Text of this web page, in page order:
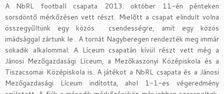
A NbRL football csapata 2013. október 11-én pénteken
sorsdöntő mérkőzésen vett részt. Mielőtt a csapat elindult volna
összegyűltünk egy közös csendességre, amit egy közös
imádsággal zártunk le . A tornát Nagyberegen rendezték meg immár
sokadik alkalommal. A Líceum csapatán kívül részt vett még a
Jánosi Mezőgazdasági Líceum, a Mezőkaszonyi Középiskola és a
Tiszacsomai Középiskola is. A játékot a NbRL csapata és a Jánosi
Mezőgazdasági Líceum indította, ahol 1-1-es végeredmény